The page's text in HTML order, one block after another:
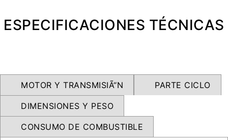
Precio desde $10.590.000
STREET TRIPLE R
ESPECIFICACIONES TÉCNICAS
MOTOR Y TRANSMISIÃ“N PARTE CICLO
DIMENSIONES Y PESO
CONSUMO DE COMBUSTIBLE